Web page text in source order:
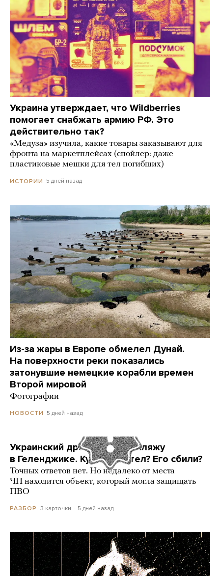
Украина утверждает, что Wildberries
помогает снабжать армию РФ. Это
действительно так?
«Медуза» изучила, какие товары заказывают для
фронта на маркетплейсах (спойлер: даже
пластиковые мешки для тел погибших)
ИСТОРИИ 5 дней назад
Из-за жары в Европе обмелел Дунай.
На поверхности реки показались
затонувшие немецкие корабли времен
Второй мировой
Фотографии
НОВОСТИ 5 дней назад
Украинский дрон попал по пляжу
в Геленджике. Куда он летел? Его сбили?
Точных ответов нет. Но недалеко от места
ЧП находится объект, который могла защищать
ПВО
РАЗБОР 3 карточки 5 дней назад